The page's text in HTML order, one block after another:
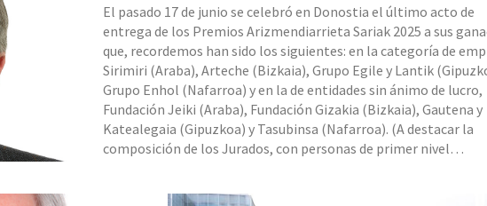
El pasado 17 de junio se celebró en Donostia el último acto de
entrega de los Premios Arizmendiarrieta Sariak 2025 a sus
que, recordemos han sido los siguientes: en la categoría de
Sirimiri (Araba), Arteche (Bizkaia), Grupo Egile y Lantik
Grupo Enhol (Nafarroa) y en la de entidades sin ánimo de lucro,
Fundación Jeiki (Araba), Fundación Gizakia (Bizkaia), Gautena y
Katealegaia (Gipuzkoa) y Tasubinsa (Nafarroa). (A destacar la
composición de los Jurados, con personas de primer nivel